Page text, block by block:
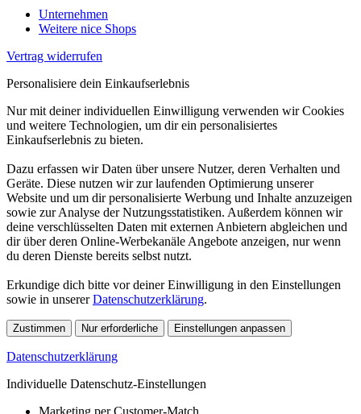
Unternehmen
Weitere nice Shops
Vertrag widerrufen
Personalisiere dein Einkaufserlebnis
Nur mit deiner individuellen Einwilligung verwenden wir Cookies
und weitere Technologien, um dir ein personalisiertes
Einkaufserlebnis zu bieten.
Dazu erfassen wir Daten über unsere Nutzer, deren Verhalten und
Geräte. Diese nutzen wir zur laufenden Optimierung unserer
Website und um dir personalisierte Werbung und Inhalte anzuzeigen
sowie zur Analyse der Nutzungsstatistiken. Außerdem können wir
deine verschlüsselten Daten mit externen Anbietern abgleichen und
dir über deren Online-Werbekanäle Angebote anzeigen, nur wenn
du deren Dienste bereits selbst nutzt.
Erkundige dich bitte vor deiner Einwilligung in den Einstellungen
sowie in unsererDatenschutzerklärung.
Zustimmen Nur erforderliche Einstellungen anpassen
Datenschutzerklärung
Individuelle Datenschutz-Einstellungen